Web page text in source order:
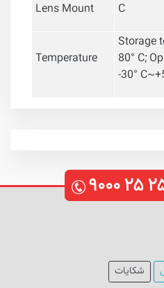
Lens Mount C
Temperature
Storage
80° C;
-30° C
۹۰۰۰۲۵
شکایات